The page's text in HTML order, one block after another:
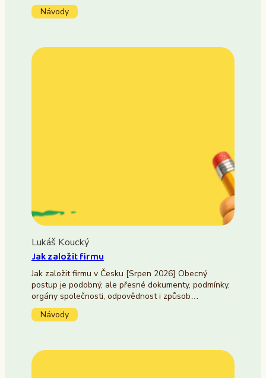
Návody
Lukáš Koucký
Jak založit firmu
Jak založit firmu v Česku [Srpen 2026] Obecný
postup je podobný, ale přesné dokumenty, podmínky,
orgány společnosti, odpovědnost i způsob…
Návody